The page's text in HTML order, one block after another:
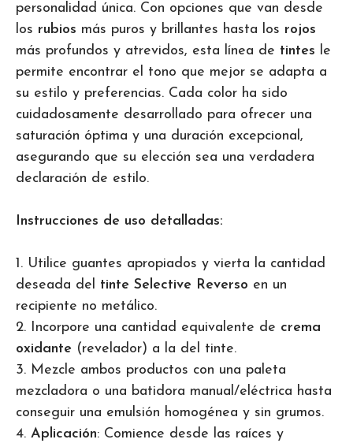
personalidad única. Con opciones que van desde
los rubios más puros y brillantes hasta los rojos
más profundos y atrevidos, esta línea de tintes le
permite encontrar el tono que mejor se adapta a
su estilo y preferencias. Cada color ha sido
cuidadosamente desarrollado para ofrecer una
saturación óptima y una duración excepcional,
asegurando que su elección sea una verdadera
declaración de estilo.
Instrucciones de uso detalladas:
1. Utilice guantes apropiados y vierta la cantidad
deseada del tinte Selective Reverso en un
recipiente no metálico.
2. Incorpore una cantidad equivalente de crema
oxidante (revelador) a la del tinte.
3. Mezcle ambos productos con una paleta
mezcladora o una batidora manual/eléctrica hasta
conseguir una emulsión homogénea y sin grumos.
4. Aplicación: Comience desde las raíces y